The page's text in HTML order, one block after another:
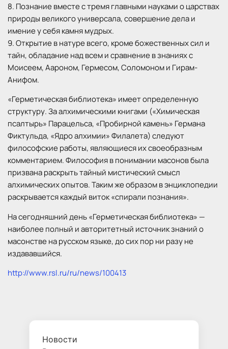
8. Познание вместе с тремя главными науками о царствах
природы великого универсала, совершение дела и
имение у себя камня мудрых.
9. Открытие в натуре всего, кроме божественных сил и
тайн, обладание над всем и сравнение в знаниях с
Моисеем, Аароном, Гермесом, Соломоном и Гирам-
Анифом.
«Герметическая библиотека» имеет определенную
структуру. За алхимическими книгами («Химическая
псалтырь» Парацельса, «Пробирной камень» Германа
Фиктульда, «Ядро алхимии» Филалета) следуют
философские работы, являющиеся их своеобразным
комментарием. Философия в понимании масонов была
призвана раскрыть тайный мистический смысл
алхимических опытов. Таким же образом в энциклопедии
раскрывается каждый виток «спирали познания».
На сегодняшний день «Герметическая библиотека» —
наиболее полный и авторитетный источник знаний о
масонстве на русском языке, до сих пор ни разу не
издававшийся.
http://www.rsl.ru/ru/news/100413
Новости